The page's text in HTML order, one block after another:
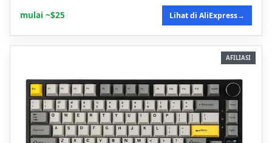
mulai ~$25
Lihat di AliExpress→
AFILIASI